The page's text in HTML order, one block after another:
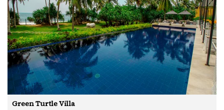
Green Turtle Villa